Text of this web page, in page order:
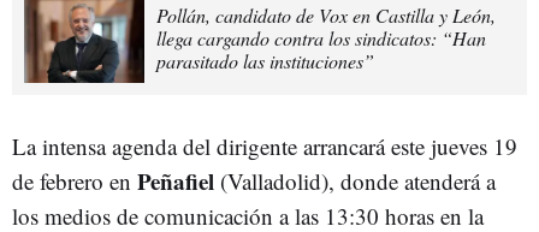
Pollán, candidato de Vox en Castilla y León,
llega cargando contra los sindicatos: “Han
parasitado las instituciones”
La intensa agenda del dirigente arrancará este jueves 19
de febrero en Peñafiel (Valladolid), donde atenderá a
los medios de comunicación a las 13:30 horas en la